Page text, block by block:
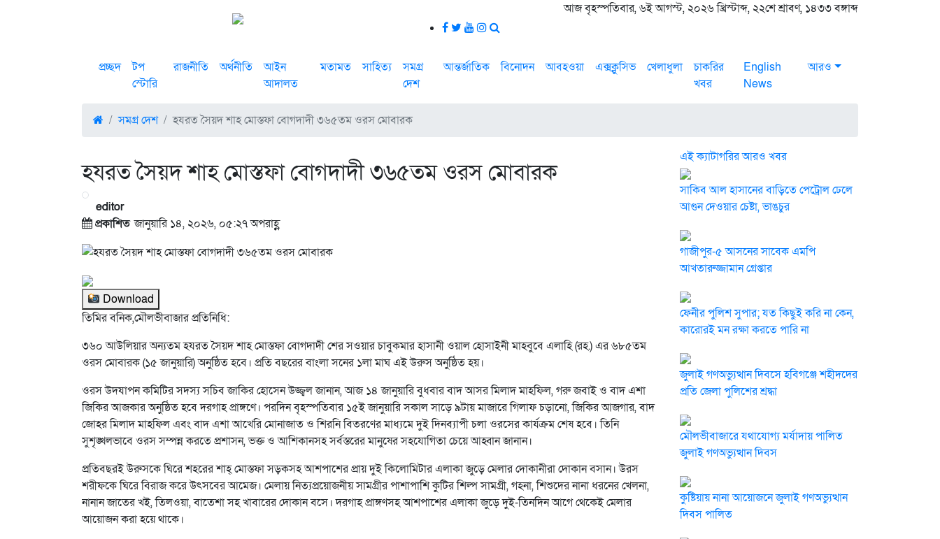
আজ বৃহস্পতিবার, ৬ই আগস্ট, ২০২৬ খ্রিস্টাব্দ, ২২শে শ্রাবণ, ১৪৩৩ বঙ্গাব্দ
প্রচ্ছদ
টপ
স্টোরি
রাজনীতি অর্থনীতি
আইন
আদালত
মতামত সাহিত্য
সমগ্র
দেশ
আন্তর্জাতিক বিনোদন আবহওয়া এক্সক্লুসিভ খেলাধুলা
চাকরির
খবর
English
News
আরও
সমগ্র দেশ হযরত সৈয়দ শাহ মোস্তফা বোগদাদী ৩৬৫তম ওরস মোবারক
হযরত সৈয়দ শাহ মোস্তফা বোগদাদী ৩৬৫তম ওরস মোবারক
editor
প্রকাশিতজানুয়ারি ১৪, ২০২৬, ০৫:২৭ অপরাহ্ণ
Download
তিমির বনিক,মৌলভীবাজার প্রতিনিধি:
৩৬০ আউলিয়ার অন্যতম হযরত সৈয়দ শাহ মোস্তফা বোগদাদী শের সওয়ার চাবুকমার হাসানী ওয়াল হোসাইনী মাহবুবে এলাহি (রহ.) এর ৬৮৫তম
ওরস মোবারক (১৫ জানুয়ারি) অনুষ্ঠিত হবে। প্রতি বছরের বাংলা সনের ১লা মাঘ এই উরুস অনুষ্ঠিত হয়।
ওরস উদযাপন কমিটির সদস্য সচিব জাকির হোসেন উজ্জ্বল জানান, আজ ১৪ জানুয়ারি বুধবার বাদ আসর মিলাদ মাহফিল, গরু জবাই ও বাদ এশা
জিকির আজকার অনুষ্ঠিত হবে দরগাহ প্রাঙ্গণে। পরদিন বৃহস্পতিবার ১৫ই জানুয়ারি সকাল সাড়ে ৯টায় মাজারে গিলাফ চড়ানো, জিকির আজগার, বাদ
জোহর মিলাদ মাহফিল এবং বাদ এশা আখেরি মোনাজাত ও শিরনি বিতরণের মাধ্যমে দুই দিনব্যাপী চলা ওরসের কার্যক্রম শেষ হবে। তিনি
সুশৃঙ্খলভাবে ওরস সম্পন্ন করতে প্রশাসন, ভক্ত ও আশিকানসহ সর্বস্তরের মানুষের সহযোগিতা চেয়ে আহ্বান জানান।
প্রতিবছরই উরুসকে ঘিরে শহরের শাহ্ মোস্তফা সড়কসহ আশপাশের প্রায় দুই কিলোমিটার এলাকা জুড়ে মেলার দোকানীরা দোকান বসান। উরস
শরীফকে ঘিরে বিরাজ করে উৎসবের আমেজ। মেলায় নিত্যপ্রয়োজনীয় সামগ্রীর পাশাপাশি কুটির শিল্প সামগ্রী, গহনা, শিশুদের নানা ধরনের খেলনা,
নানান জাতের খই, তিলওয়া, বাতেশা সহ খাবারের দোকান বসে। দরগাহ প্রাঙ্গণসহ আশপাশের এলাকা জুড়ে দুই-তিনদিন আগে থেকেই মেলার
আয়োজন করা হয়ে থাকে।
এই ক্যাটাগরির আরও খবর
সাকিব আল হাসানের বাড়িতে পেট্রোল ঢেলে
আগুন দেওয়ার চেষ্টা, ভাঙচুর
গাজীপুর-৫ আসনের সাবেক এমপি
আখতারুজ্জামান গ্রেপ্তার
ফেনীর পুলিশ সুপার; যত কিছুই করি না কেন,
কারোরই মন রক্ষা করতে পারি না
জুলাই গণঅভ্যুত্থান দিবসে হবিগঞ্জে শহীদদের
প্রতি জেলা পুলিশের শ্রদ্ধা
মৌলভীবাজারে যথাযোগ্য মর্যাদায় পালিত
জুলাই গণঅভ্যুত্থান দিবস
কুষ্টিয়ায় নানা আয়োজনে জুলাই গণঅভ্যুত্থান
দিবস পালিত